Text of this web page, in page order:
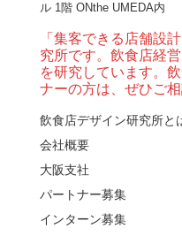
和モ
「…
【
ノル
薦め
ル 1階 ONthe UMEDA内
「集客できる店舗設
究所です。飲食店経
を研究しています。
ナーの方は、ぜひご相
飲食店デザイン研究所と
会社概要
大阪支社
パートナー募集
インターン募集